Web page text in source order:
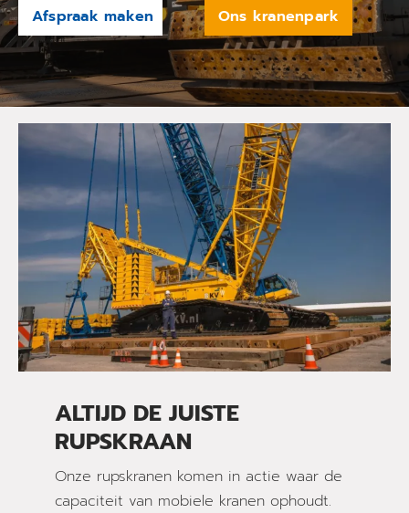
Nieuwsberichten
Afspraak maken
Ons kranenpark
ALTIJD DE JUISTE
RUPSKRAAN
Onze rupskranen komen in actie waar de
capaciteit van mobiele kranen ophoudt.